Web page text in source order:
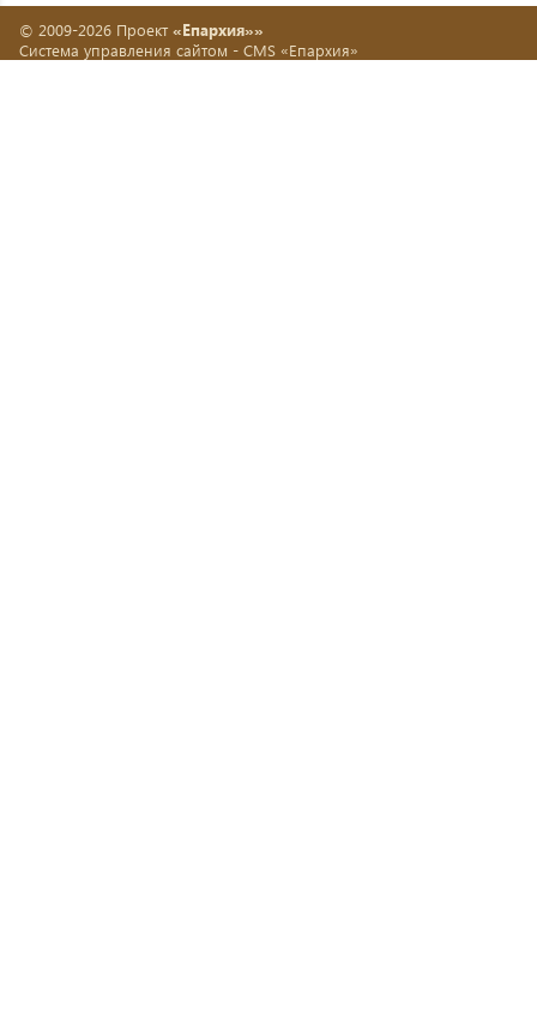
© 2009-2026 Проект «Епархия»»
Система управления сайтом - CMS «Епархия»